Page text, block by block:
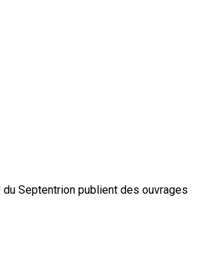
Septentrion publient des ouvrages